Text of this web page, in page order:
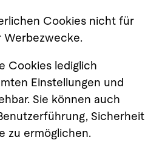
Cookies nicht für
Werbezwecke.
Cookies lediglich
Einstellungen und
Sie können auch
Sicherheit
zu ermöglichen.